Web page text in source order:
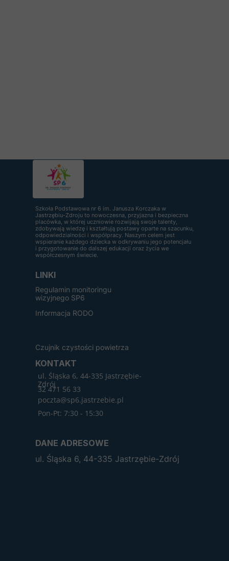
Pon-Pt: 7:30 - 15:30
poczta@sp6.jastrzebie.pl
32 471 56 33
ul. Śląska 6, 44-335 Jastrzębie-
Zdrój
ul. Śląska 6, 44-335 Jastrzębie-Zdrój
DANE ADRESOWE
LINKI
KONTAKT
Czujnik czystości powietrza
Informacja RODO
Regulamin monitoringu
wizyjnego SP6
Szkoła Podstawowa nr 6 im. Janusza Korczaka w
Jastrzębiu-Zdroju to nowoczesna, przyjazna i bezpieczna
placówka, w której uczniowie rozwijają swoje talenty,
zdobywają wiedzę i kształtują postawy oparte na szacunku,
odpowiedzialności i współpracy. Naszym celem jest
wspieranie każdego dziecka w odkrywaniu jego potencjału
i przygotowanie do dalszej edukacji oraz życia we
współczesnym świecie.